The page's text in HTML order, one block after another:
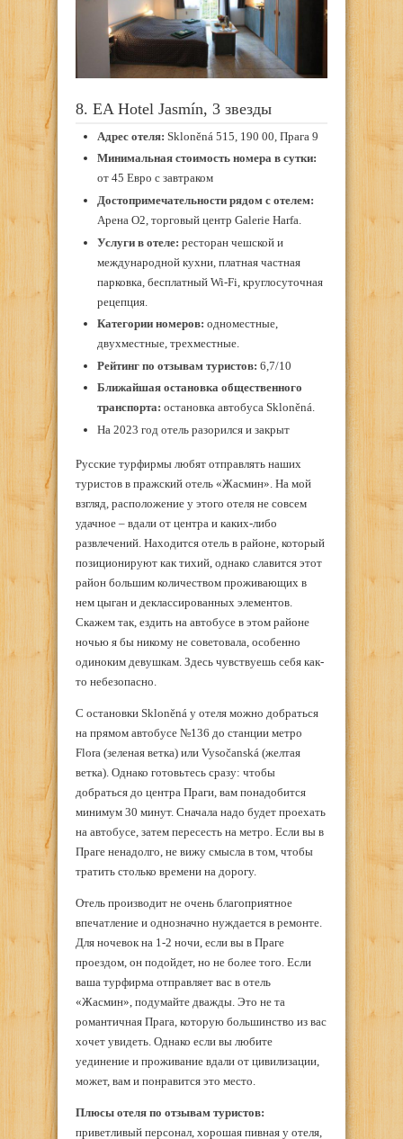
8. EA Hotel Jasmín, 3 звезды
Адрес отеля: Skloněná 515, 190 00, Прага 9
Минимальная стоимость номера в сутки:
от 45 Евро с завтраком
Достопримечательности рядом с отелем:
Арена О2, торговый центр Galerie Harfa.
Услуги в отеле: ресторан чешской и
международной кухни, платная частная
парковка, бесплатный Wi-Fi, круглосуточная
рецепция.
Категории номеров: одноместные,
двухместные, трехместные.
Рейтинг по отзывам туристов: 6,7/10
Ближайшая остановка общественного
транспорта: остановка автобуса Skloněná.
На 2023 год отель разорился и закрыт
Русские турфирмы любят отправлять наших
туристов в пражский отель «Жасмин». На мой
взгляд, расположение у этого отеля не совсем
удачное – вдали от центра и каких-либо
развлечений. Находится отель в районе, который
позиционируют как тихий, однако славится этот
район большим количеством проживающих в
нем цыган и деклассированных элементов.
Скажем так, ездить на автобусе в этом районе
ночью я бы никому не советовала, особенно
одиноким девушкам. Здесь чувствуешь себя как-
то небезопасно.
С остановки Skloněná у отеля можно добраться
на прямом автобусе №136 до станции метро
Flora (зеленая ветка) или Vysočanská (желтая
ветка). Однако готовьтесь сразу: чтобы
добраться до центра Праги, вам понадобится
минимум 30 минут. Сначала надо будет проехать
на автобусе, затем пересесть на метро. Если вы в
Праге ненадолго, не вижу смысла в том, чтобы
тратить столько времени на дорогу.
Отель производит не очень благоприятное
впечатление и однозначно нуждается в ремонте.
Для ночевок на 1-2 ночи, если вы в Праге
проездом, он подойдет, но не более того. Если
ваша турфирма отправляет вас в отель
«Жасмин», подумайте дважды. Это не та
романтичная Прага, которую большинство из вас
хочет увидеть. Однако если вы любите
уединение и проживание вдали от цивилизации,
может, вам и понравится это место.
Плюсы отеля по отзывам туристов:
приветливый персонал, хорошая пивная у отеля,